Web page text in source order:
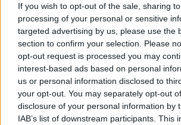
If you wish to opt-out of the sale, sharing
processing of your personal or sensitive
targeted advertising by us, please use the
section to confirm your selection. Please
opt-out request is processed you may
interest-based ads based on personal
us or personal information disclosed to
your opt-out. You may separately opt-out
disclosure of your personal information by
IAB’s list of downstream participants. This